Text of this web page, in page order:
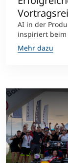
AI in der
inspiriert beim
Mehr dazu